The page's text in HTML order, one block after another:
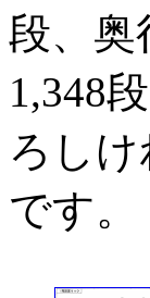
段、奥
1,348
ろし
です。